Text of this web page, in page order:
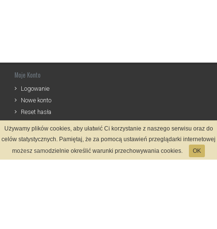
Moje Konto
Logowanie
Nowe konto
Reset hasła
Informacje
Regulamin
Używamy plików cookies, aby ułatwić Ci korzystanie z naszego serwisu oraz do
celów statystycznych. Pamiętaj, że za pomocą ustawień przeglądarki internetowej
możesz samodzielnie określić warunki przechowywania cookies.
OK